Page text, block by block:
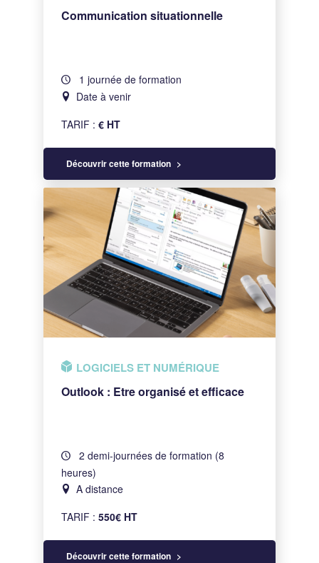
Communication situationnelle
1 journée de formation
Date à venir
TARIF :€ HT
Découvrir cette formation
LOGICIELS ET NUMÉRIQUE
Outlook : Etre organisé et efficace
2 demi-journées de formation (8
heures)
A distance
TARIF :550€ HT
Découvrir cette formation